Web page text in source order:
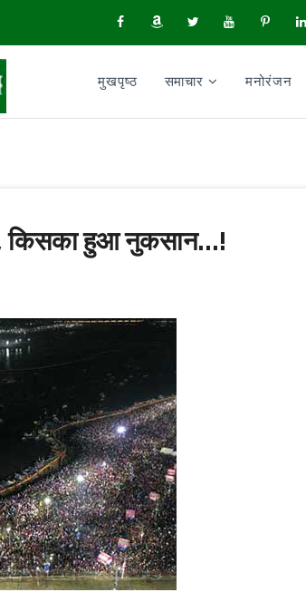
मुखपृष्ठ समाचार मनोरंजन
किसका हुआ नुकसान...!